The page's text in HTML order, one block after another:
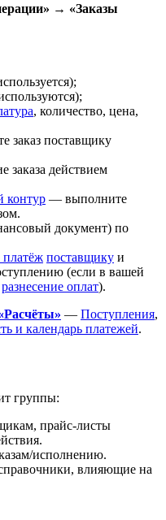
→ «Заказы
, количество, цена,
заказ поставщику
заказа действием
контур — выполните
документ) по
поставщику и
(если в вашей
разнесение оплат).
— Поступления,
и календарь платежей.
группы:
прайс-листы
исполнению.
влияющие на